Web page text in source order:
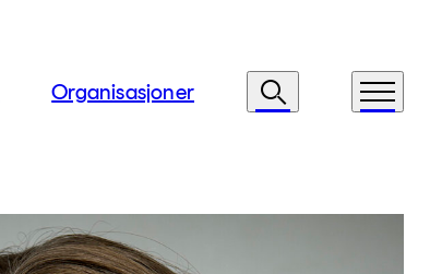
Organisasjoner Søk Meny